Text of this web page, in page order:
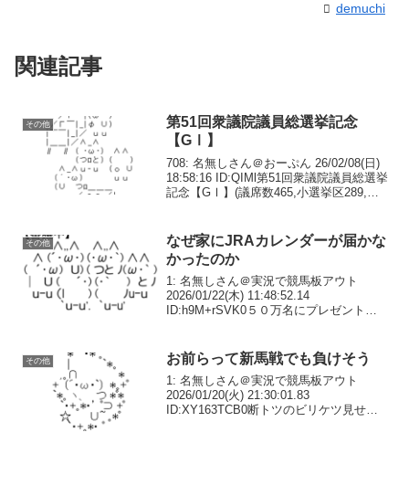
demuchi
関連記事
その他
第51回衆議院議員総選挙記念
【GⅠ】
708: 名無しさん＠おーぷん 26/02/08(日)
18:58:16 ID:QIMl第51回衆議院議員総選挙
記念【GⅠ】(議席数465,小選挙区289,比
その他
なぜ家にJRAカレンダーが届かな
かったのか
1: 名無しさん＠実況で競馬板アウト
2026/01/22(木) 11:48:52.14
ID:h9M+rSVK0５０万名にプレゼントな
その他 お前らって新馬戦でも負けそう
1: 名無しさん＠実況で競馬板アウト
2026/01/20(火) 21:30:01.83
ID:XY163TCB0断トツのビリケツ見せ場